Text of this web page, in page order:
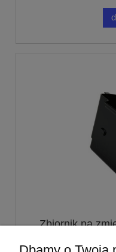
Zbiornik na